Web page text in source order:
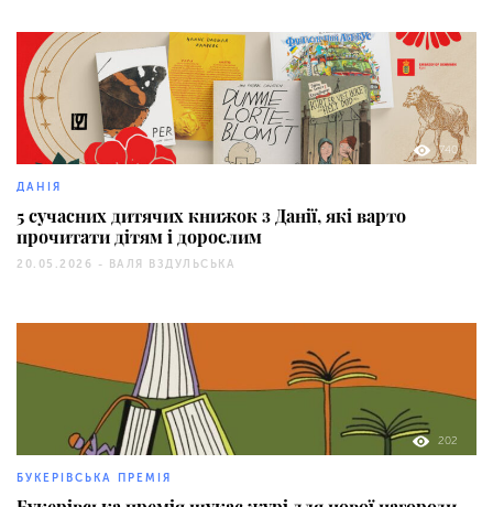
740
ДАНІЯ
5 сучасних дитячих книжок з Данії, які варто
прочитати дітям і дорослим
20.05.2026 - ВАЛЯ ВЗДУЛЬСЬКА
202
БУКЕРІВСЬКА ПРЕМІЯ